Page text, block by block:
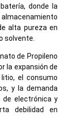
donde la
alta pureza en
solvente.
de Propileno
la expansión de
el consumo
y la demanda
de electrónica y
debilidad en